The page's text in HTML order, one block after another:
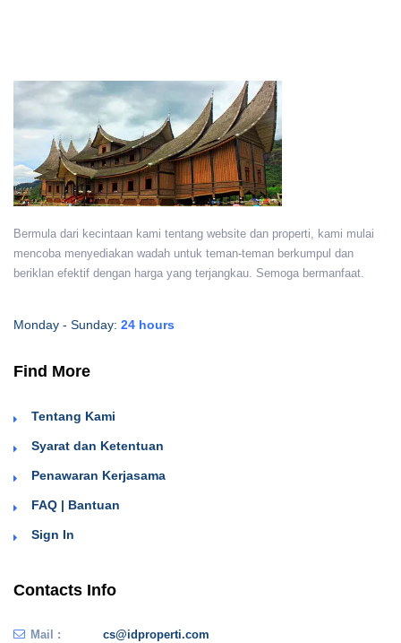
Bermula dari kecintaan kami tentang website dan properti, kami mulai
mencoba menyediakan wadah untuk teman-teman berkumpul dan
beriklan efektif dengan harga yang terjangkau. Semoga bermanfaat.
Monday - Sunday: 24 hours
Find More
Tentang Kami
Syarat dan Ketentuan
Penawaran Kerjasama
FAQ | Bantuan
Sign In
Contacts Info
Mail : cs@idproperti.com